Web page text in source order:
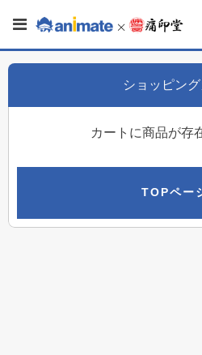
ショッピング
カートに商品が存
TOPペー